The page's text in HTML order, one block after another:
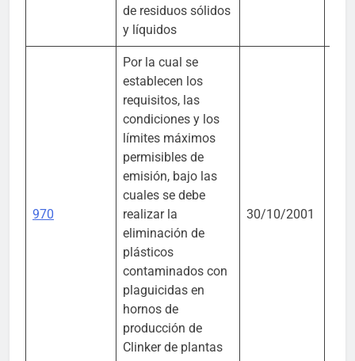
de residuos sólidos
y líquidos
970
Por la cual se
establecen los
requisitos, las
condiciones y los
límites máximos
permisibles de
emisión, bajo las
cuales se debe
realizar la
eliminación de
plásticos
contaminados con
plaguicidas en
hornos de
producción de
Clinker de plantas
30/10/2001